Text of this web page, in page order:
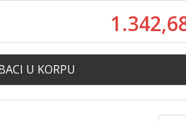
1.342,
U KORPU